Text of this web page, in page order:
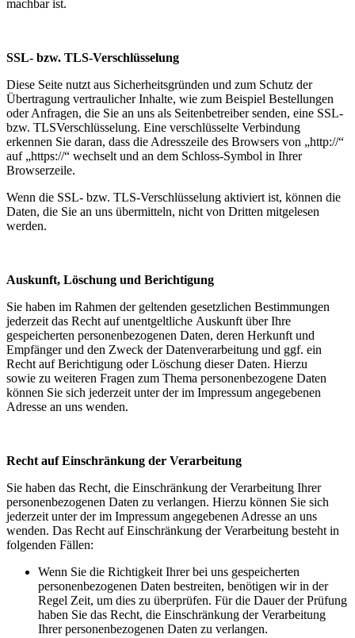
machbar ist.
SSL- bzw. TLS-Verschlüsselung
Diese Seite nutzt aus Sicherheitsgründen und zum Schutz der
Übertragung vertraulicher Inhalte, wie zum Beispiel Bestellungen
oder Anfragen, die Sie an uns als Seitenbetreiber senden, eine SSL-
bzw. TLSVerschlüsselung. Eine verschlüsselte Verbindung
erkennen Sie daran, dass die Adresszeile des Browsers von „http://“
auf „https://“ wechselt und an dem Schloss-Symbol in Ihrer
Browserzeile.
Wenn die SSL- bzw. TLS-Verschlüsselung aktiviert ist, können die
Daten, die Sie an uns übermitteln, nicht von Dritten mitgelesen
werden.
Auskunft, Löschung und Berichtigung
Sie haben im Rahmen der geltenden gesetzlichen Bestimmungen
jederzeit das Recht auf unentgeltliche Auskunft über Ihre
gespeicherten personenbezogenen Daten, deren Herkunft und
Empfänger und den Zweck der Datenverarbeitung und ggf. ein
Recht auf Berichtigung oder Löschung dieser Daten. Hierzu
sowie zu weiteren Fragen zum Thema personenbezogene Daten
können Sie sich jederzeit unter der im Impressum angegebenen
Adresse an uns wenden.
Recht auf Einschränkung der Verarbeitung
Sie haben das Recht, die Einschränkung der Verarbeitung Ihrer
personenbezogenen Daten zu verlangen. Hierzu können Sie sich
jederzeit unter der im Impressum angegebenen Adresse an uns
wenden. Das Recht auf Einschränkung der Verarbeitung besteht in
folgenden Fällen:
Wenn Sie die Richtigkeit Ihrer bei uns gespeicherten
personenbezogenen Daten bestreiten, benötigen wir in der
Regel Zeit, um dies zu überprüfen. Für die Dauer der Prüfung
haben Sie das Recht, die Einschränkung der Verarbeitung
Ihrer personenbezogenen Daten zu verlangen.